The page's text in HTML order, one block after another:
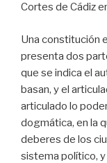
Cortes de Cádiz
Una constitución
presenta dos
que se indica el
basan, y el
articulado lo
dogmática, en la
deberes de los
sistema político, y